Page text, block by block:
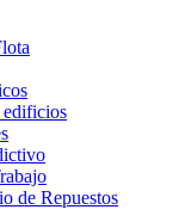
edificios
de Repuestos